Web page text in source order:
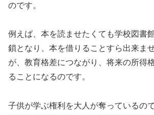
のです。
例えば、本を読ませたくても学校図書
鎖となり、本を借りることすら出来ま
が、教育格差につながり、将来の所得
ることになるのです。
子供が学ぶ権利を大人が奪っているの